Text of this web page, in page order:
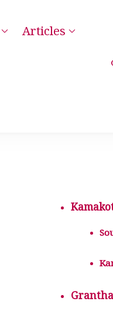
Articles